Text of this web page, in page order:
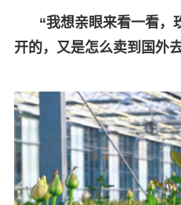
“我想亲眼来看一看，
开的，又是怎么卖到国外